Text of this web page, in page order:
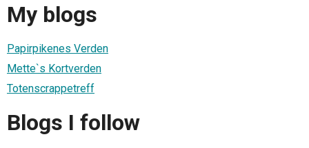
My blogs
Papirpikenes Verden
Mette`s Kortverden
Totenscrappetreff
Blogs I follow